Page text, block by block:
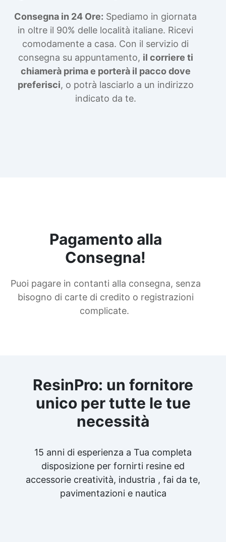
Consegna in 24 Ore: Spediamo in giornata
in oltre il 90% delle località italiane. Ricevi
comodamente a casa. Con il servizio di
consegna su appuntamento, il corriere ti
chiamerà prima e porterà il pacco dove
preferisci, o potrà lasciarlo a un indirizzo
indicato da te.
Pagamento alla
Consegna!
Puoi pagare in contanti alla consegna, senza
bisogno di carte di credito o registrazioni
complicate.
ResinPro: un fornitore
unico per tutte le tue
necessità
15 anni di esperienza a Tua completa
disposizione per fornirti resine ed
accessorie creatività, industria , fai da te,
pavimentazioni e nautica